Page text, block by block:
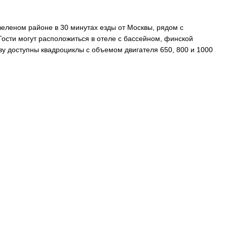
районе в 30 минутах езды от Москвы, рядом с
могут расположиться в отеле с бассейном, финской
доступны квадроциклы с объемом двигателя 650, 800 и 1000